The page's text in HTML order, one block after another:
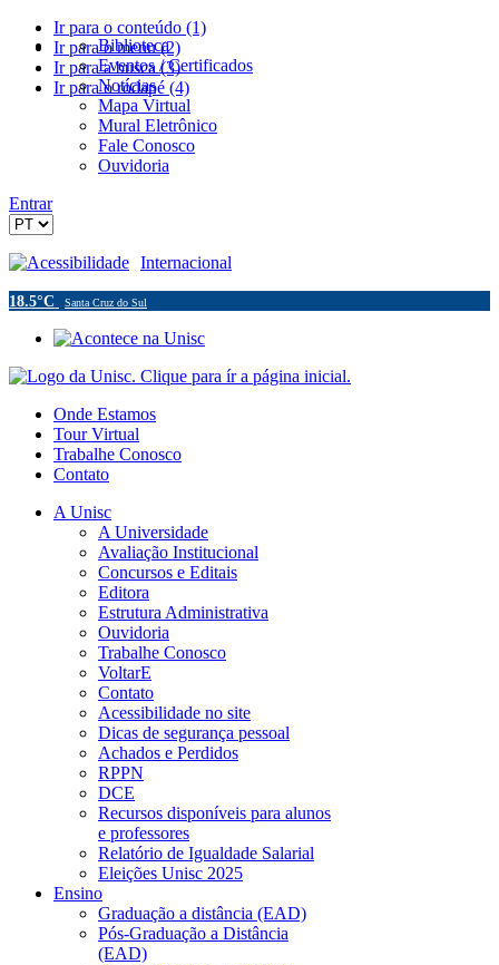
Ir para o conteúdo (1)
Ir para o menu (2)
Ir para a busca (3)
Ir para o rodapé (4)
Biblioteca
Eventos / Certificados
Notícias
Mapa Virtual
Mural Eletrônico
Fale Conosco
Ouvidoria
Entrar
Acessibilidade Internacional
18.5°C Santa Cruz do Sul
Onde Estamos
Tour Virtual
Trabalhe Conosco
Contato
A Unisc
A Universidade
Avaliação Institucional
Concursos e Editais
Editora
Estrutura Administrativa
Ouvidoria
Trabalhe Conosco
VoltarE
Contato
Acessibilidade no site
Dicas de segurança pessoal
Achados e Perdidos
RPPN
DCE
Recursos disponíveis para alunos
e professores
Relatório de Igualdade Salarial
Eleições Unisc 2025
Ensino
Graduação a distância (EAD)
Pós-Graduação a Distância
(EAD)